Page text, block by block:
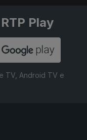
RTP Play
TV, Android TV e